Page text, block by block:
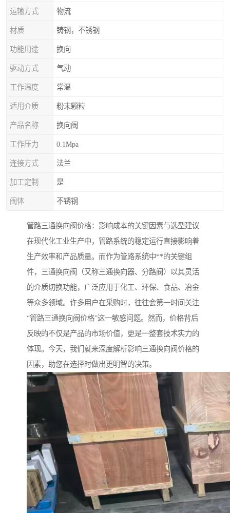
运输方式 物流
材质 铸钢，不锈钢
功能用途 换向
驱动方式 气动
工作温度 常温
适用介质 粉末颗粒
产品名称 换向阀
工作压力 0.1Mpa
连接方式 法兰
加工定制 是
阀体 不锈钢
管路三通换向阀价格：影响成本的关键因素与选型建议
在现代化工业生产中，管路系统的稳定运行直接影响着
生产效率和产品质量。而作为管路系统中**的关键组
件，三通换向阀（又称三通换向器、分路阀）以其灵活
的介质切换功能，广泛应用于化工、环保、食品、冶金
等众多领域。许多用户在采购时，往往会第一时间关注
“管路三通换向阀价格”这一敏感问题。然而，价格背后
反映的不仅是产品的市场价值，更是一整套技术实力的
体现。今天，我们就来深度解析影响三通换向阀价格的
因素，助您在选择时做出更明智的决策。